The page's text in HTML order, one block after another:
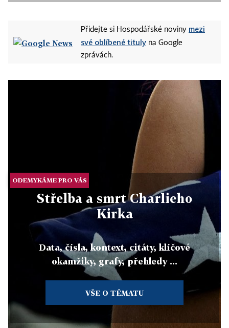
Přidejte si Hospodářské noviny mezi
své oblíbené tituly na Google
zprávách.
ODEMYKÁME PRO VÁS
Střelba a smrt Charlieho
Kirka
Data, čísla, kontext, citáty, klíčové
okamžiky, grafy, přehledy ...
VŠE O TÉMATU